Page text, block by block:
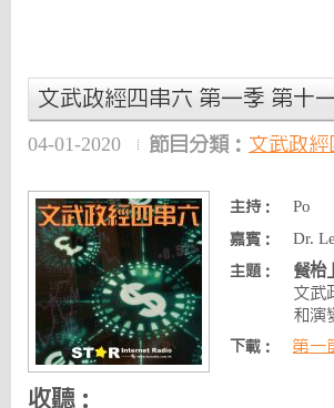
文武政經四串六 第一季 第十
04-01-2020 節目分類： 文武政經
主持： Po
嘉賓： Dr.
主題： 餐枱
文武
和演
下載： 第一
收聽：